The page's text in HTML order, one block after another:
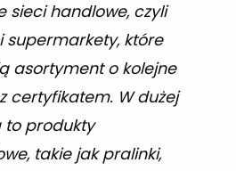
sieci handlowe, czyli
supermarkety, które
asortyment o kolejne
certyfikatem. W dużej
to produkty
takie jak pralinki,